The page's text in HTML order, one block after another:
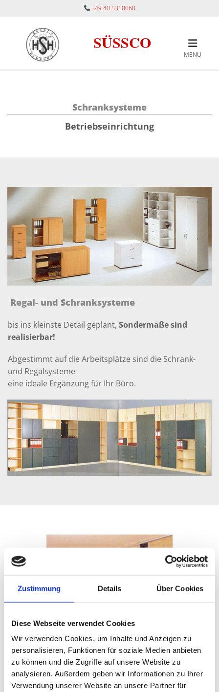
Zustimmung Details Über Cookies
Diese Webseite verwendet Cookies
Wir verwenden Cookies, um Inhalte und Anzeigen zu
personalisieren, Funktionen für soziale Medien anbieten
zu können und die Zugriffe auf unsere Website zu
analysieren. Außerdem geben wir Informationen zu Ihrer
Verwendung unserer Website an unsere Partner für
 +49 40 5310060
SÜSSCO
MENU
Schranksysteme
Betriebseinrichtung
Regal- und Schranksysteme
bis ins kleinste Detail geplant, Sondermaße sind
realisierbar!
Abgestimmt auf die Arbeitsplätze sind die Schrank-
und Regalsysteme
eine ideale Ergänzung für Ihr Büro.
Neu im Programm